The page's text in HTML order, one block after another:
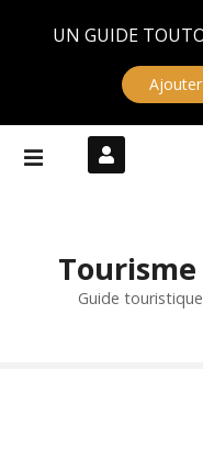
UN GUIDE
Guide